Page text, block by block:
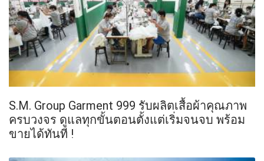
S.M. Group Garment 999 รับผลิตเสื้อผ้าคุณภาพ
ครบวงจร ดูแลทุกขั้นตอนตั้งแต่เริ่มจนจบ พร้อม
ขายได้ทันที !